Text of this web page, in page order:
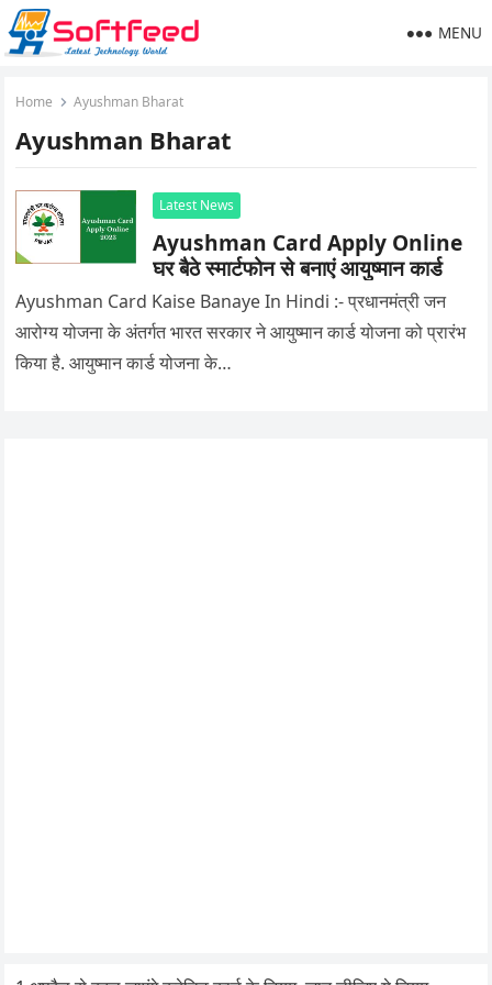
MENU
Home Ayushman Bharat
Ayushman Bharat
Latest News
Ayushman Card Apply Online
घर बैठे स्मार्टफोन से बनाएं आयुष्मान कार्ड
Ayushman Card Kaise Banaye In Hindi :- प्रधानमंत्री जन
आरोग्य योजना के अंतर्गत भारत सरकार ने आयुष्मान कार्ड योजना को प्रारंभ
किया है. आयुष्मान कार्ड योजना के…